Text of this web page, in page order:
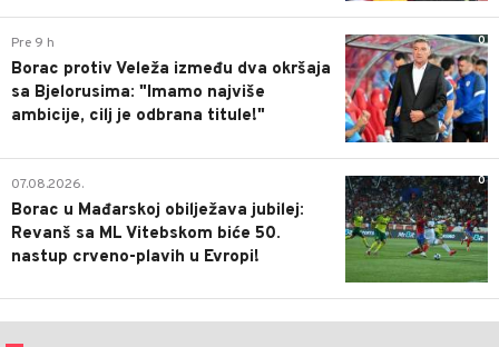
0
Pre 9 h
Borac protiv Veleža između dva okršaja
sa Bjelorusima: "Imamo najviše
ambicije, cilj je odbrana titule!"
0
07.08.2026.
Borac u Mađarskoj obilježava jubilej:
Revanš sa ML Vitebskom biće 50.
nastup crveno-plavih u Evropi!